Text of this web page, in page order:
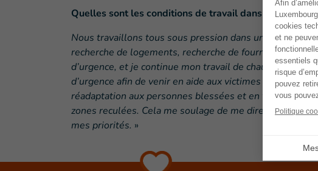
Quelles sont les conditions de travail dans ce contexte
Nous travaillons tous sous pression dans un contexte
recherche de logements, recherche de fournisseurs,
d’urgence, et je continue mon travail de chauffeur.
d’urgence afin de venir en aide aux victimes de cette
réadaptation aux personnes blessées et en favorisant
zones reculées. Cela me soulage de me dire que j’aide
mes priorités. »